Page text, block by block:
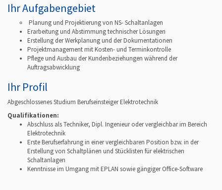
Ihr Aufgabengebiet
Planung und Projektierung von NS- Schaltanlagen
Erarbeitung und Abstimmung technischer Lösungen
Erstellung der Werkplanung und der Dokumentationen
Projektmanagement mit Kosten- und Terminkontrolle
Pflege und Ausbau der Kundenbeziehungen während der
Auftragsabwicklung
Ihr Profil
Abgeschlossenes Studium Berufseinsteiger Elektrotechnik
Qualifikationen:
Abschluss als Techniker, Dipl. Ingenieur oder vergleichbar im Bereich
Elektrotechnik
Erste Berufserfahrung in einer vergleichbaren Position bzw. in der
Erstellung von Schaltplänen und Stücklisten für elektrischen
Schaltanlagen
Kenntnisse im Umgang mit EPLAN sowie gängiger Office-Software